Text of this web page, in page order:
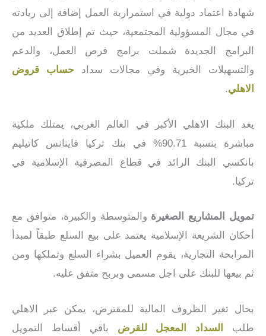
شهادة اعتماد دولية في استمرارية العمل إضافة إلى ريادته
في مجال المسؤولية المجتمعية، حيث تم إطلاق العديد من
البرامج الجديدة شملت برامج فرص العمل، والدعم
والتسهيلات الخيرية وفي مجالات سداد حساب قروض
الاهلي.
يعد البنك الاهلي الأكبر في العالم العربي، يمتلك ملكية
مباشرة بنسبة 90.71% في بنك تركيا فاينانس كاتيليم
بانكسي البنك الرائد في قطاع المصرفية الإسلامية في
تركيا.
تمويل المشاريع الصغيرة والمتوسطة والكبيرة، متوافق مع
أحكان الشريعة الإسلامية يعتمد على بيع السلع طبقاً لمبدأ
المرابحة التجارية، يقوم العميل بشراء السلع وتملكها ومن
ثم بيعها للبنك على اجل مسمى وبربح متفق عليه.
بحال تغير الظروف المالية للمقترض، يمكن عبر الاهلي
طلب
السداد المعجل للقرض باقي أقساط التمويل